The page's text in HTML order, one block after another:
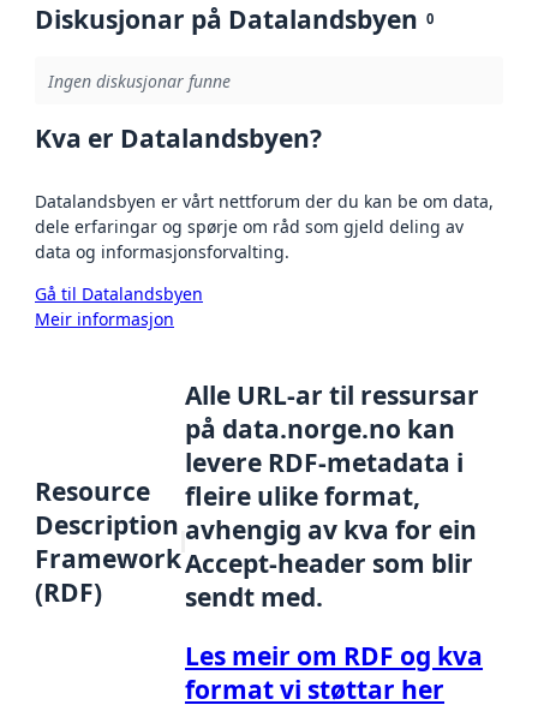
Diskusjonar på Datalandsbyen 0
Ingen diskusjonar funne
Kva er Datalandsbyen?
Datalandsbyen er vårt nettforum der du kan be om data,
dele erfaringar og spørje om råd som gjeld deling av
data og informasjonsforvalting.
Gå til Datalandsbyen
Meir informasjon
Resource
Description
Framework
(RDF)
Alle URL-ar til ressursar
på data.norge.no kan
levere RDF-metadata i
fleire ulike format,
avhengig av kva for ein
Accept-header som blir
sendt med.
Les meir om RDF og kva
format vi støttar her